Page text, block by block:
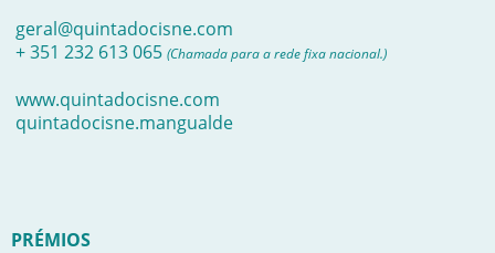
geral@quintadocisne.com
+ 351 232 613 065 (Chamada para a rede fixa nacional.)
www.quintadocisne.com
quintadocisne.mangualde
PRÉMIOS